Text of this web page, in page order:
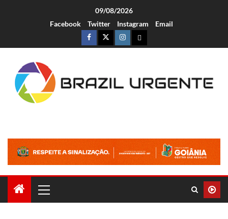
09/08/2026
Facebook
Twitter Instagram Email